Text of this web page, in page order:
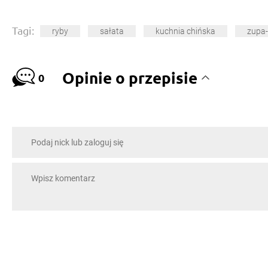
Tagi: ryby sałata kuchnia chińska
0 Opinie o przepisie